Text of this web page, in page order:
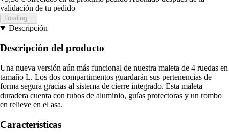
validación de tu pedido
Loading...
Descripción
Descripción del producto
Una nueva versión aún más funcional de nuestra maleta de 4 ruedas en
tamaño L. Los dos compartimentos guardarán sus pertenencias de
forma segura gracias al sistema de cierre integrado. Esta maleta
duradera cuenta con tubos de aluminio, guías protectoras y un rombo
en relieve en el asa.
Características